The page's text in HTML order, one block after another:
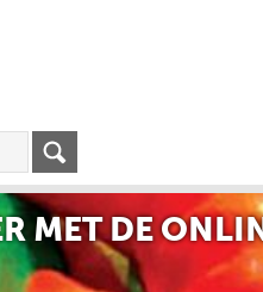
MET DE